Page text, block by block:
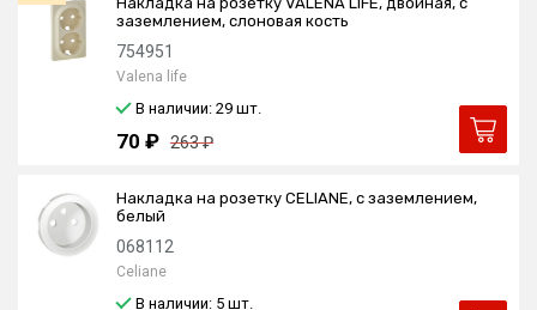
заземлением, слоновая кость
754951
Valena life
В наличии: 29 шт.
70 ₽ 263 ₽
Накладка на розетку CELIANE, с заземлением,
белый
068112
Celiane
В наличии: 5 шт.